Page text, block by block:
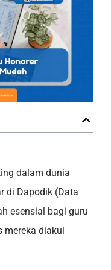
dalam dunia
di Dapodik (Data
esensial bagi guru
mereka diakui